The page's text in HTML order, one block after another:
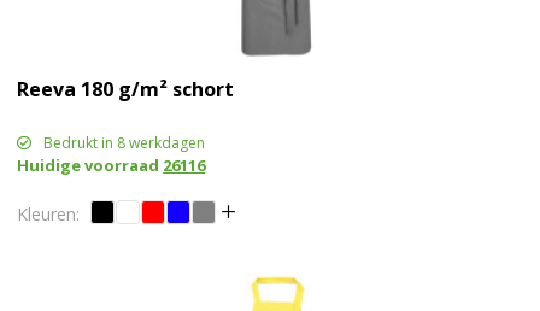
Reeva 180 g/m² schort
Bedrukt in 8 werkdagen
Huidige voorraad 26116